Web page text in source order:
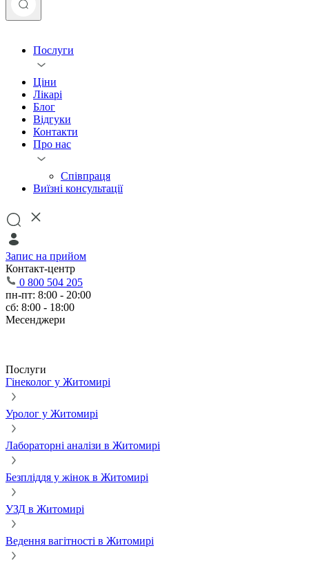
Послуги
Ціни
Лікарі
Блог
Відгуки
Контакти
Про нас
Співпраця
Виїзні консультації
Запис на прийом
Контакт-центр
0 800 504 205
пн-пт: 8:00 - 20:00
сб: 8:00 - 18:00
Месенджери
Послуги
Гінеколог у Житомирі
Уролог у Житомирі
Лабораторні аналізи в Житомирі
Безпліддя у жінок в Житомирі
УЗД в Житомирі
Ведення вагітності в Житомирі